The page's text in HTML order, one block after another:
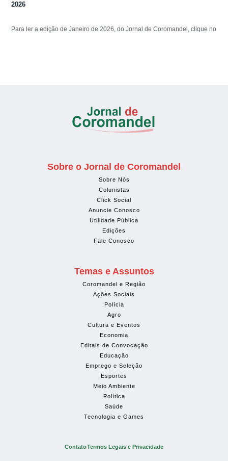
2026
Para ler a edição de Janeiro de 2026, do Jornal de Coromandel, clique no
Sobre o Jornal de Coromandel
Sobre Nós
Colunistas
Click Social
Anuncie Conosco
Utilidade Pública
Edições
Fale Conosco
Temas e Assuntos
Coromandel e Região
Ações Sociais
Polícia
Agro
Cultura e Eventos
Economia
Editais de Convocação
Educação
Emprego e Seleção
Esportes
Meio Ambiente
Política
Saúde
Tecnologia e Games
ContatoTermos Legais e Privacidade